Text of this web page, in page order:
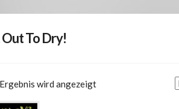
To Dry!
wird angezeigt